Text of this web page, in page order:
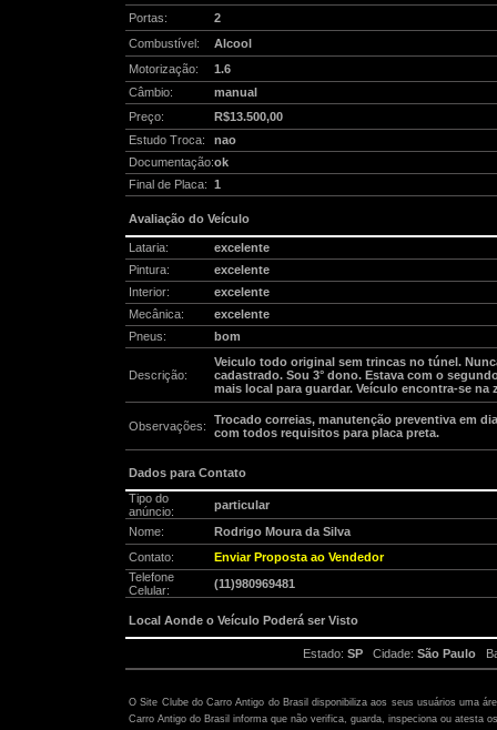
Portas:
2
Combustível:
Alcool
Motorização:
1.6
Câmbio:
manual
Preço:
R$13.500,00
Estudo Troca:
nao
Documentação:ok
Final de Placa: 1
Avaliação do Veículo
Lataria:
excelente
Pintura:
excelente
Interior:
excelente
Mecânica:
excelente
Pneus:
bom
Descrição:
Veiculo todo original sem trincas no túnel.
cadastrado. Sou 3° dono. Estava com o
mais local para guardar. Veículo encontra-se
Observações:
Trocado correias, manutenção preventiva em
com todos requisitos para placa preta.
Dados para Contato
Tipo do
anúncio:
particular
Nome:
Rodrigo Moura da Silva
Contato:
Enviar Proposta ao Vendedor
Telefone
Celular:
(11)980969481
Local Aonde o Veículo Poderá ser Visto
Estado: SP Cidade: São Paulo
O Site Clube do Carro Antigo do Brasil disponibiliza aos seus usuários uma
Carro Antigo do Brasil informa que não verifica, guarda, inspeciona ou atesta